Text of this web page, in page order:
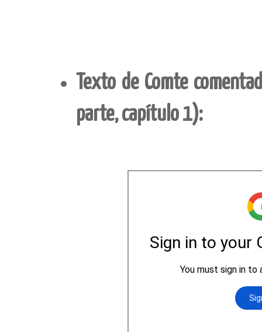
Texto de Comte
parte, capítulo 1):